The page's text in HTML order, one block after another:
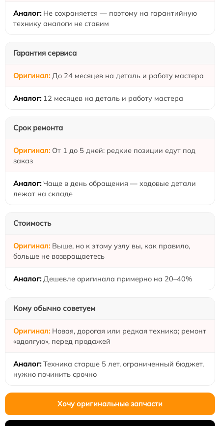
Не сохраняется — поэтому на гарантийную
технику аналоги не ставим
Гарантия сервиса
До 24 месяцев на деталь и работу мастера
12 месяцев на деталь и работу мастера
Срок ремонта
От 1 до 5 дней: редкие позиции едут под
заказ
Чаще в день обращения — ходовые детали
лежат на складе
Стоимость
Выше, но к этому узлу вы, как правило,
больше не возвращаетесь
Дешевле оригинала примерно на 20–40%
Кому обычно советуем
Новая, дорогая или редкая техника; ремонт
«вдолгую», перед продажей
Техника старше 5 лет, ограниченный бюджет,
нужно починить срочно
Хочу оригинальные запчасти